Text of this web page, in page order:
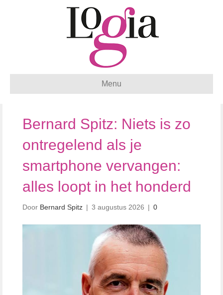
Menu
Bernard Spitz: Niets is zo
ontregelend als je
smartphone vervangen:
alles loopt in het honderd
Door Bernard Spitz | 3 augustus 2026 | 0